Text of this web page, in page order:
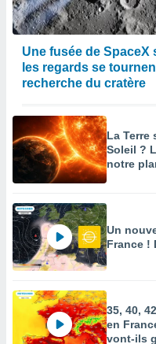
Une fusée de SpaceX
les regards se
recherche du cratère
La Terre
Soleil ?
notre
Un
France !
35, 40,
en
vont-ils